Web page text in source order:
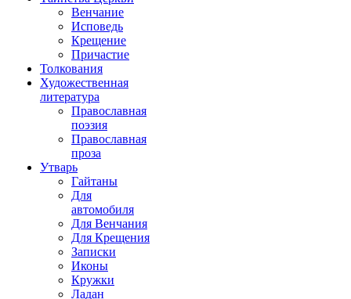
Венчание
Исповедь
Крещение
Причастие
Толкования
Художественная
литература
Православная
поэзия
Православная
проза
Утварь
Гайтаны
Для
автомобиля
Для Венчания
Для Крещения
Записки
Иконы
Кружки
Ладан